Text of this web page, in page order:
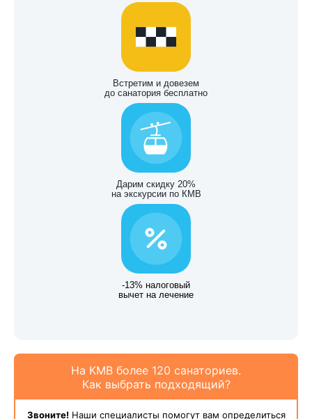
Встретим и довезем
до санатория бесплатно
Дарим скидку 20%
на экскурсии по КМВ
-13% налоговый
вычет на лечение
На КМВ более 120 санаториев.
Как выбрать подходящий?
Звоните!Наши специалисты помогут вам определиться